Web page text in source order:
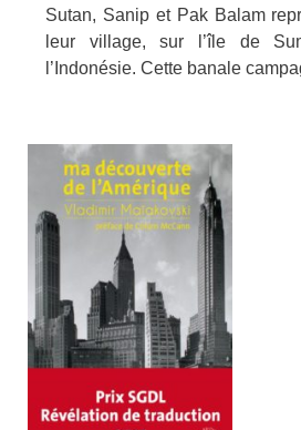
Sutan, Sanip et Pak Balam
leur village, sur l’île de
l’Indonésie. Cette banale